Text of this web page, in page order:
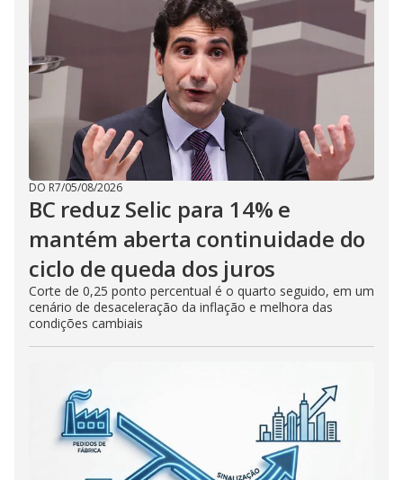
DO R7/05/08/2026
BC reduz Selic para 14% e
mantém aberta continuidade do
ciclo de queda dos juros
Corte de 0,25 ponto percentual é o quarto seguido, em um
cenário de desaceleração da inflação e melhora das
condições cambiais